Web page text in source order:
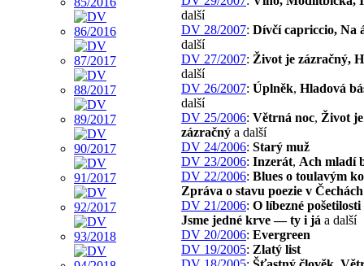
další
DV 28/2007: Dívčí capriccio, Na
další
DV 27/2007: Život je zázračný,
další
DV 26/2007: Úplněk, Hladová
další
DV 25/2006: Větrná noc, Život je
zázračný a další
DV 24/2006: Starý muž
DV 23/2006: Inzerát, Ach mladí
DV 22/2006: Blues o toulavým
Zpráva o stavu poezie v Čechách
DV 21/2006: O líbezné pošetilosti
Jsme jedné krve — ty i já a další
DV 20/2006: Evergreen
DV 19/2005: Zlatý list